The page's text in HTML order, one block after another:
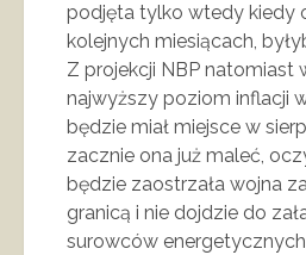
podjęta tylko wtedy kiedy
kolejnych miesiącach,
Z projekcji NBP natomiast
najwyższy poziom inflacji
będzie miał miejsce w
zacznie ona już maleć,
będzie zaostrzała wojna
granicą i nie dojdzie do
surowców